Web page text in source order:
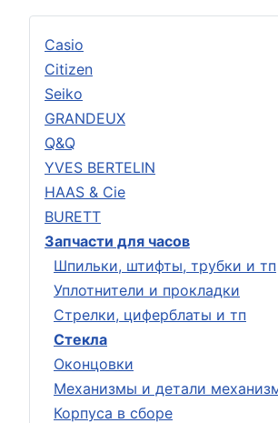
Casio
Citizen
Seiko
GRANDEUX
Q&Q
YVES BERTELIN
HAAS & Cie
BURETT
Запчасти для часов
Шпильки, штифты, трубки и тп
Уплотнители и прокладки
Стрелки, циферблаты и тп
Стекла
Оконцовки
Механизмы и детали
Корпуса в сборе